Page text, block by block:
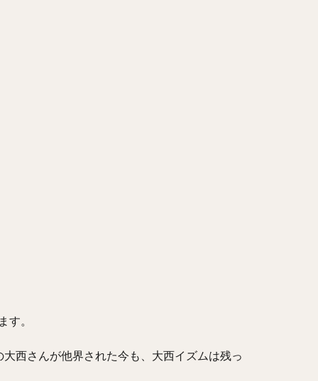
す。
西さんが他界された今も、大西イズムは残っ